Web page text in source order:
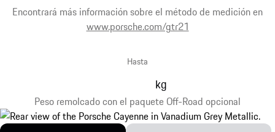
Encontrará más información sobre el método de medición en
www.porsche.com/gtr21
Peso remolcado con el paquete Off-Road opcional
Hasta
kg